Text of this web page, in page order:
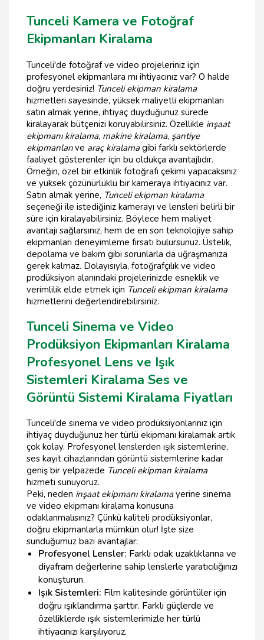
Tunceli Kamera ve Fotoğraf
Ekipmanları Kiralama
Tunceli'de fotoğraf ve video projeleriniz için
profesyonel ekipmanlara mı ihtiyacınız var? O halde
doğru yerdesiniz! Tunceli ekipman kiralama
hizmetleri sayesinde, yüksek maliyetli ekipmanları
satın almak yerine, ihtiyaç duyduğunuz sürede
kiralayarak bütçenizi koruyabilirsiniz. Özellikle inşaat
ekipmanı kiralama, makine kiralama, şantiye
ekipmanlarıve araç kiralamagibi farklı sektörlerde
faaliyet gösterenler için bu oldukça avantajlıdır.
Örneğin, özel bir etkinlik fotoğrafı çekimi yapacaksınız
ve yüksek çözünürlüklü bir kameraya ihtiyacınız var.
Satın almak yerine, Tunceli ekipman kiralama
seçeneği ile istediğiniz kamerayı ve lensleri belirli bir
süre için kiralayabilirsiniz. Böylece hem maliyet
avantajı sağlarsınız, hem de en son teknolojiye sahip
ekipmanları deneyimleme fırsatı bulursunuz. Üstelik,
depolama ve bakım gibi sorunlarla da uğraşmanıza
gerek kalmaz. Dolayısıyla, fotoğrafçılık ve video
prodüksiyon alanındaki projelerinizde esneklik ve
verimlilik elde etmek için Tunceli ekipman kiralama
hizmetlerini değerlendirebilirsiniz.
Tunceli Sinema ve Video
Prodüksiyon Ekipmanları Kiralama
Profesyonel Lens ve Işık
Sistemleri Kiralama Ses ve
Görüntü Sistemi Kiralama Fiyatları
Tunceli'de sinema ve video prodüksiyonlarınız için
ihtiyaç duyduğunuz her türlü ekipmanı kiralamak artık
çok kolay. Profesyonel lenslerden ışık sistemlerine,
ses kayıt cihazlarından görüntü sistemlerine kadar
geniş bir yelpazede Tunceli ekipman kiralama
hizmeti sunuyoruz.
Peki, neden inşaat ekipmanı kiralamayerine sinema
ve video ekipmanı kiralama konusuna
odaklanmalısınız? Çünkü kaliteli prodüksiyonlar,
doğru ekipmanlarla mümkün olur! İşte size
sunduğumuz bazı avantajlar:
Profesyonel Lensler: Farklı odak uzaklıklarına ve
diyafram değerlerine sahip lenslerle yaratıcılığınızı
konuşturun.
Işık Sistemleri: Film kalitesinde görüntüler için
doğru ışıklandırma şarttır. Farklı güçlerde ve
özelliklerde ışık sistemlerimizle her türlü
ihtiyacınızı karşılıyoruz.